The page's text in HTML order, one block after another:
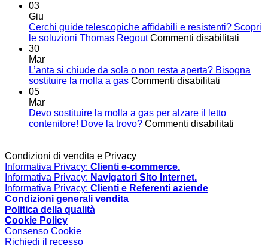
03
Giu
Cerchi guide telescopiche affidabili e resistenti? Scopri
le soluzioni Thomas Regout Commenti disabilitati
30
Mar
L’anta si chiude da sola o non resta aperta? Bisogna
sostituire la molla a gas Commenti disabilitati
chiude
da
05
Mar
Devo sostituire la molla a gas per alzare il letto
contenitore! Dove la trovo? Commenti disabilitati
Condizioni di vendita e Privacy
Informativa Privacy: Clienti e-commerce.
Informativa Privacy: Navigatori Sito Internet.
Informativa Privacy: Clienti e Referenti aziende
Condizioni generali vendita
Politica della qualità
Cookie Policy
Consenso Cookie
Richiedi il recesso